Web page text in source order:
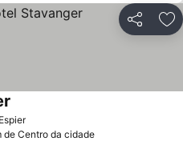
Partilhar
de Centro da cidade